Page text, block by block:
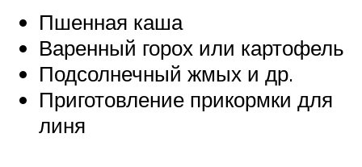
Пшенная каша
Варенный горох или картофель
Подсолнечный жмых и др.
Приготовление прикормки для
линя